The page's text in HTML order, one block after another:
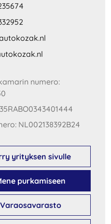
numero:
NL002138392B24
yrityksen sivulle
purkamiseen
Varaosavarasto